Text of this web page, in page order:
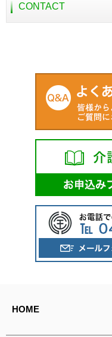
CONTACT
HOME